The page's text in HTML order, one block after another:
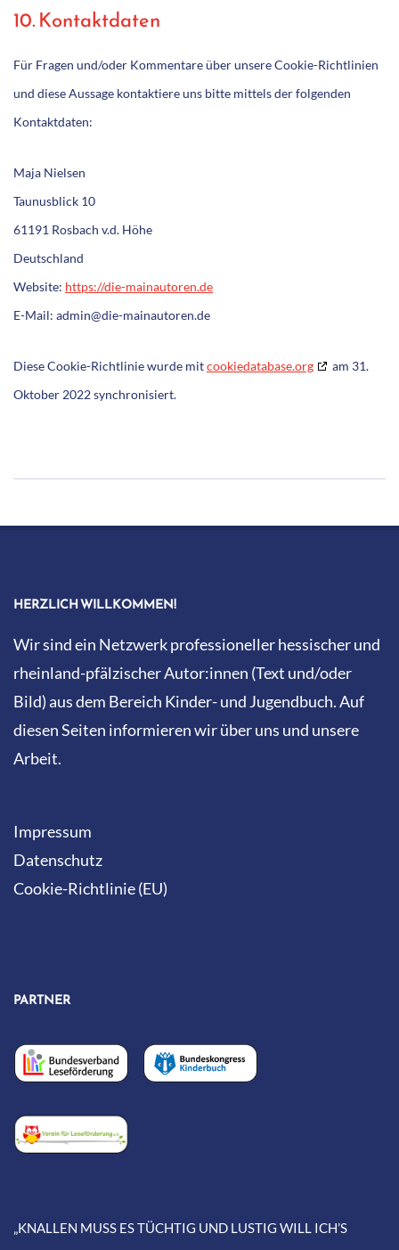
10. Kontaktdaten
Für Fragen und/oder Kommentare über unsere Cookie-Richtlinien
und diese Aussage kontaktiere uns bitte mittels der folgenden
Kontaktdaten:
Maja Nielsen
Taunusblick 10
61191 Rosbach v.d. Höhe
Deutschland
Website: https://die-mainautoren.de
E-Mail: admin@die-mainautoren.de
Diese Cookie-Richtlinie wurde mitcookiedatabase.org
am 31.
Oktober 2022 synchronisiert.
HERZLICH WILLKOMMEN!
Wir sind ein Netzwerk professioneller hessischer und
rheinland-pfälzischer Autor:innen (Text und/oder
Bild) aus dem Bereich Kinder- und Jugendbuch. Auf
diesen Seiten informieren wir über uns und unsere
Arbeit.
Impressum
Datenschutz
Cookie-Richtlinie (EU)
PARTNER
„KNALLEN MUSS ES TÜCHTIG UND LUSTIG WILL ICH’S